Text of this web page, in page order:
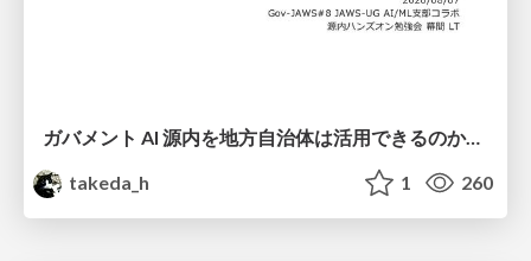
ガバメント AI 源内を地方自治体は活用できるのか 可能性と課題、期待について
takeda_h
1 260